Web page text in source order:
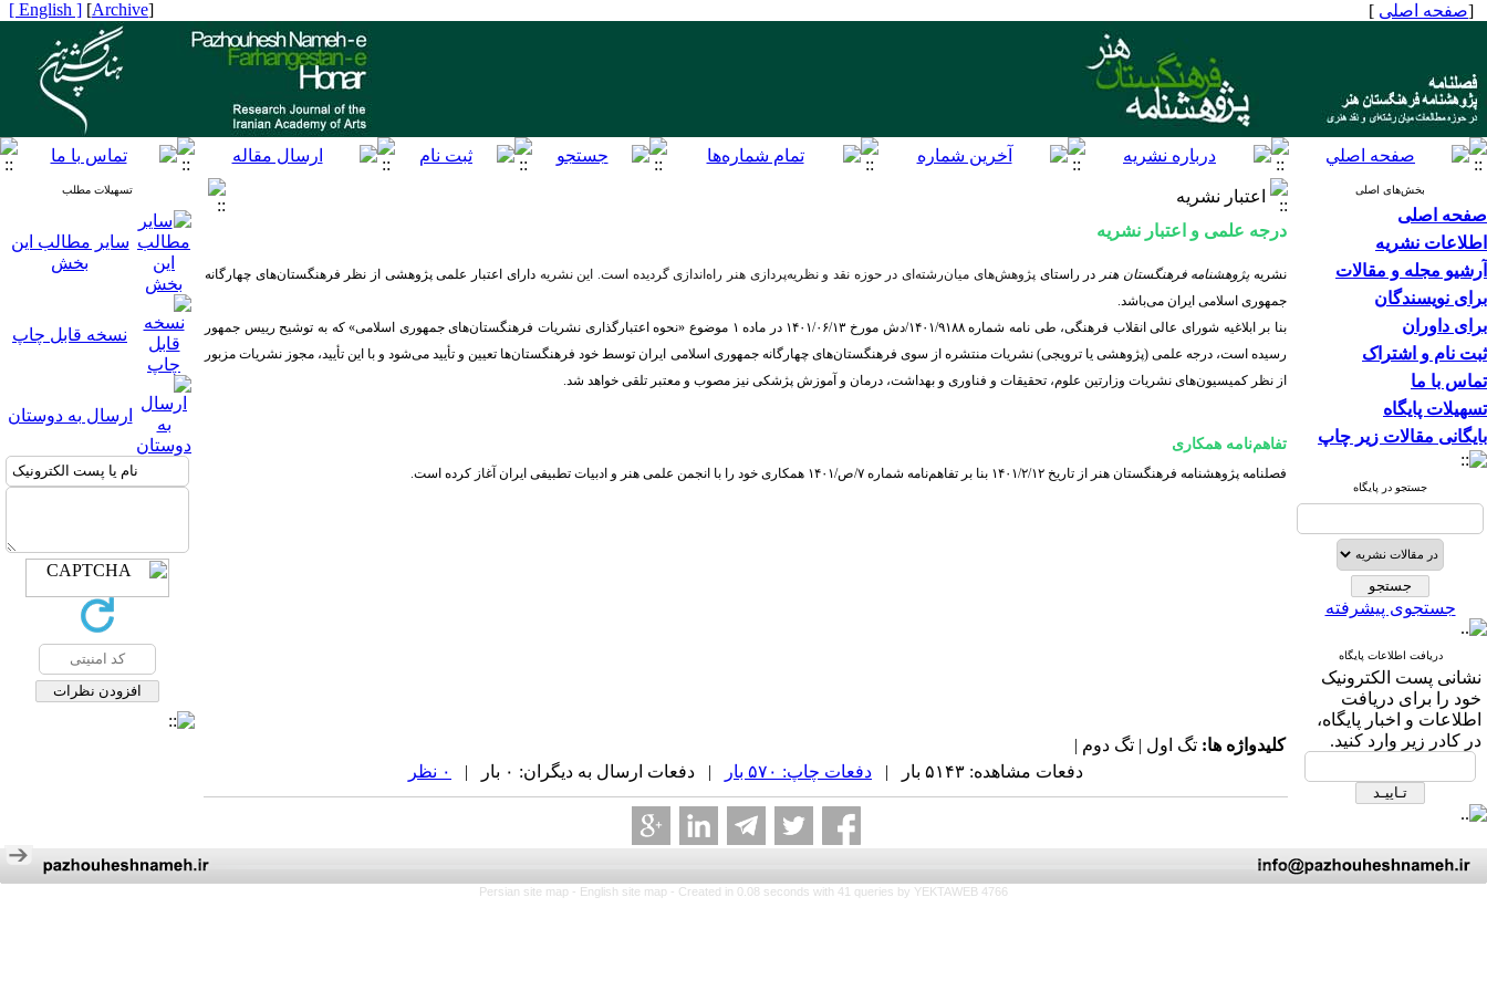
[صفحه اصلی ]
[
Archive
]
[ English ]
بخش‌های اصلی
صفحه اصلی
اطلاعات نشریه
آرشیو مجله و مقالات
برای نویسندگان
برای داوران
ثبت نام و اشتراک
تماس با ما
تسهیلات پایگاه
بایگانی مقالات زیر چاپ
جستجو در پایگاه
جستجوی پیشرفته
دریافت اطلاعات پایگاه
نشانی پست الکترونیک
خود را برای دریافت
اطلاعات و اخبار پایگاه،
در کادر زیر وارد کنید.
اعتبار نشریه
درجه علمی و اعتبار نشریه
نشریه پژوهشنامه فرهنگستان هنر در راستایپژوهش‌های میان‌رشته‌ای در حوزه نقد و نظریه‌پردازی هنر راه‌اندازی گردیده است. این نشریهدارای اعتبار علمی پژوهشی از نظر فرهنگستان‌های چهارگانه
جمهوری اسلامی ایران می‌باشد.
بنا بر ابلاغیه شورای عالی انقلاب فرهنگی، طی نامه شماره ۱۴۰۱/۹۱۸۸/دش مورخ ۱۴۰۱/۰۶/۱۳ در ماده ۱ موضوع «نحوه اعتبارگذاری نشریات فرهنگستان‌های جمهوری اسلامی» که به توشیح رییس جمهور
رسیده است، درجه علمی (پژوهشی یا ترویجی) نشریات منتشره از سوی فرهنگستان‌های چهارگانه جمهوری اسلامی ایران توسط خود فرهنگستان‌ها تعیین و تأیید می‌شود و با این تأیید، مجوز نشریات مزبور
از نظر کمیسیون‌های نشریات وزارتین علوم، تحقیقات و فناوری و بهداشت، درمان و آموزش پژشکی نیز مصوب و معتبر تلقی خواهد شد.
تفاهم‌نامه همکاری
فصلنامه پژوهشنامه فرهنگستان هنر از تاریخ ۱۴۰۱/۲/۱۲ بنا بر تفاهم‌نامه شماره ۷/ص/۱۴۰۱ همکاری خود را با انجمن علمی هنر و ادبیات تطبیفی ایران آغاز کرده است.
تسهیلات مطلب
سایر مطالب این
بخش
نسخه قابل چاپ
ارسال به دوستان
کلیدواژه ها: تگ اول | تگ دوم |
دفعات مشاهده: ۵۱۴۳ بار |
دفعات چاپ: ۵۷۰ بار | دفعات ارسال به دیگران: ۰ بار | ۰ نظر
Persian site map - English site map - Created in 0.08 seconds with 41 queries by YEKTAWEB 4766